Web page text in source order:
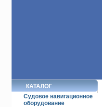
КАТАЛОГ
Судовое навигационное
оборудование